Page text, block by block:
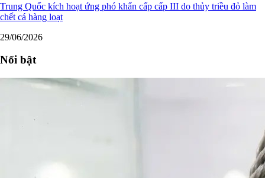
Trung Quốc kích hoạt ứng phó khẩn cấp cấp III do thủy triều đỏ làm
chết cá hàng loạt
29/06/2026
Nổi bật